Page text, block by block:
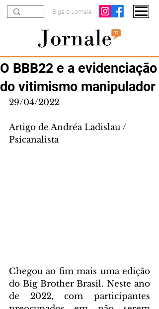
Siga o Jornale
O BBB22 e a evidenciação
do vitimismo manipulador
29/04/2022
Artigo de Andréa Ladislau /
Psicanalista
Chegou ao fim mais uma edição
do Big Brother Brasil. Neste ano
de 2022, com participantes